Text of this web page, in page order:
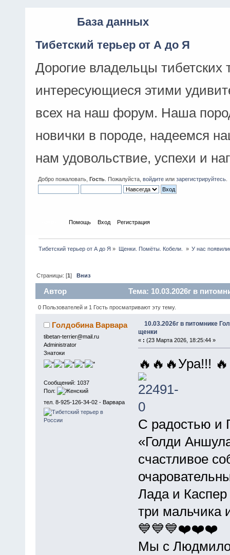
База данных
Тибетский терьер от А до Я
Дорогие владельцы
интересующиеся этими
всех на наш форум. Наша
новички в породе, надеемся
нам удовольствие, успехи и
Добро пожаловать, Гость . Пожалуйста, войдите или зарегистрируйтесь
Помощь Вход Регистрация
Тибетский терьер от А до Я » Щенки. Помëты. Кобели. » У нас
Страницы: [1]Вниз
Автор Тема: 10.03.2026г в
0 Пользователей и 1 Гость просматривают эту тему.
Голдобина Варвара
tibetan-terrier@mail.ru
Administrator
Знатоки
Сообщений: 1037
Пол:
тел. 8-925-126-34-02 - Варвара
10.03.2026г в питомнике
щенки
« : (23 Марта 2026, 18:25:44 »
🔥🔥🔥Ура!!!
С радостью и
«Голди
счастливое
Лада и
три мальчика
💙💙💙❤️❤️❤️
Мы с